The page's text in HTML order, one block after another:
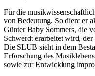
Für die
von Bedeutung. So dient er
Günter Baby Sommers, die
Schwerdt erarbeitet wird, der
Die SLUB sieht in dem
Erforschung des
sowie zur Entwicklung